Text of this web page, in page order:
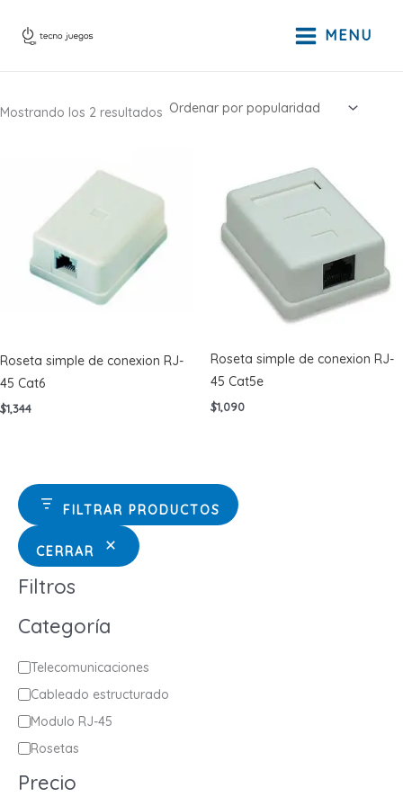
MENU
FILTRAR PRODUCTOS
CERRAR
Filtros
Categoría
C
a
t
e
o
Telecomunicaciones
Cableado estructurado
Modulo RJ-45
Rosetas
Precio
Mostrando los 2 resultados Ordenado
Roseta simple de conexion RJ-
45 Cat6
$1,344
Roseta simple de conexion RJ-
45 Cat5e
$1,090